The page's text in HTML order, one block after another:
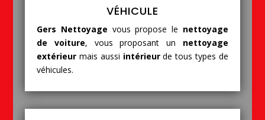
VÉHICULE
Gers Nettoyage vous propose le nettoyage
de voiture, vous proposant un nettoyage
extérieur mais aussi intérieurde tous types de
véhicules.